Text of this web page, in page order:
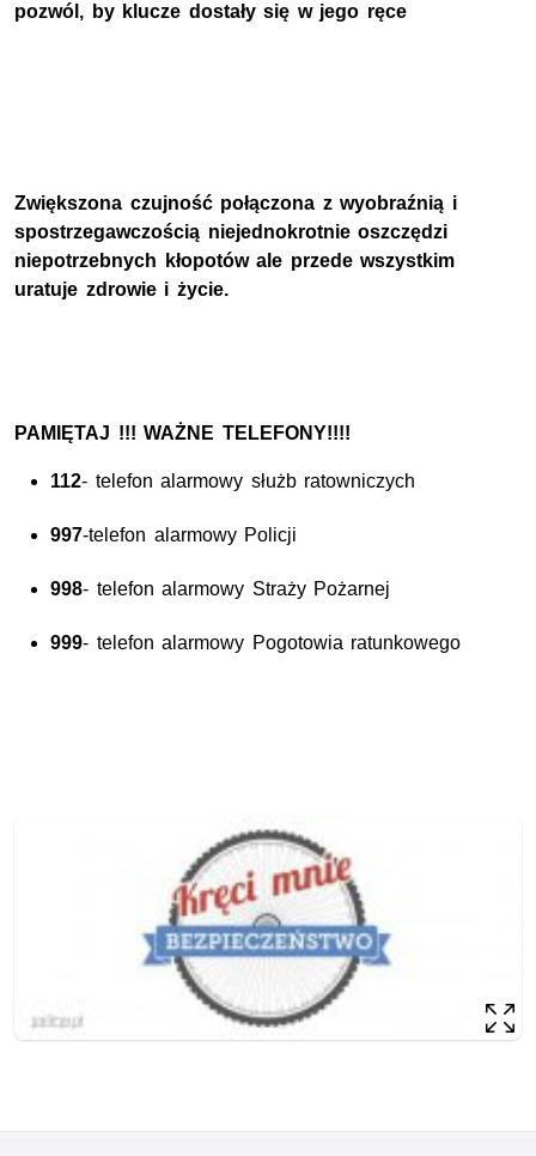
pozwól, by klucze dostały się w jego ręce
Zwiększona czujność połączona z wyobraźnią i
spostrzegawczością niejednokrotnie oszczędzi
niepotrzebnych kłopotów ale przede wszystkim
uratuje zdrowie i życie.
PAMIĘTAJ !!! WAŻNE TELEFONY!!!!
112- telefon alarmowy służb ratowniczych
997-telefon alarmowy Policji
998- telefon alarmowy Straży Pożarnej
999- telefon alarmowy Pogotowia ratunkowego